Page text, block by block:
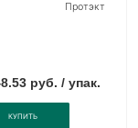
Протэкт
руб. / упак.
КУПИТЬ